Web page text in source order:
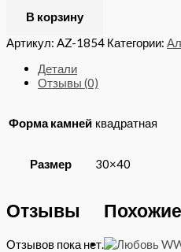
В корзину
Артикул: AZ-1854 Категории:
Детали
Отзывы (0)
Форма камней квадратная
Размер 30×40
Отзывы
Отзывов пока нет.
Похожие